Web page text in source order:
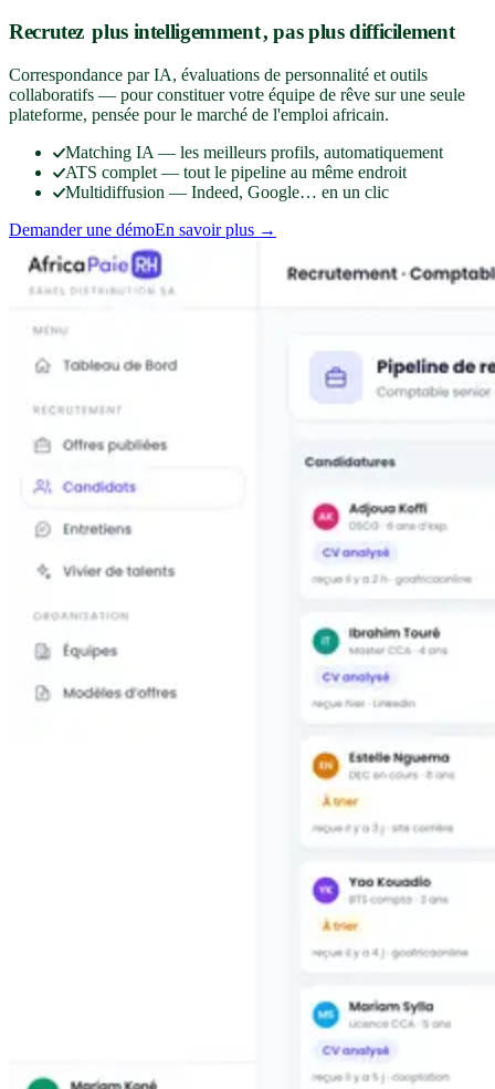
Recrutez plus intelligemment, pas plus difficilement
Correspondance par IA, évaluations de personnalité et outils
collaboratifs — pour constituer votre équipe de rêve sur une seule
plateforme, pensée pour le marché de l'emploi africain.
Matching IA — les meilleurs profils, automatiquement
ATS complet — tout le pipeline au même endroit
Multidiffusion — Indeed, Google… en un clic
Demander une démoEn savoir plus →